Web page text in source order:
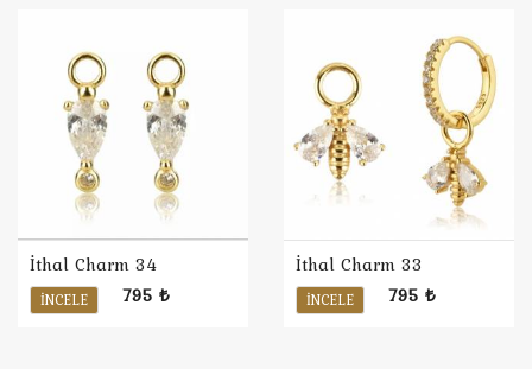
İthal Charm 34
İNCELE 795 ₺
İthal Charm 33
İNCELE 795 ₺